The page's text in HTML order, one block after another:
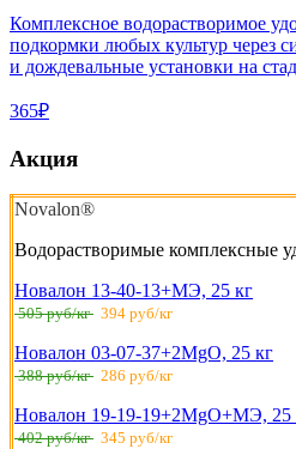
Комплексное водорастворимое
подкормки любых культур через
и дождевальные установки на
365₽
Акция
Novalon®
Водорастворимые комплексные
Новалон 13-40-13+МЭ, 25 кг
505 руб/кг 394 руб/кг
Новалон 03-07-37+2MgO, 25 кг
388 руб/кг 286 руб/кг
Новалон 19-19-19+2MgO+МЭ, 25
402 руб/кг 345 руб/кг